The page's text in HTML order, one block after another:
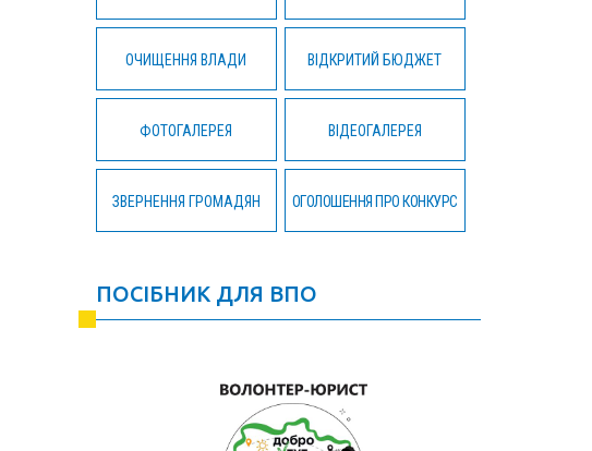
ОЧИЩЕННЯ ВЛАДИ ВІДКРИТИЙ БЮДЖЕТ
ФОТОГАЛЕРЕЯ ВІДЕОГАЛЕРЕЯ
ЗВЕРНЕННЯ ГРОМАДЯН ОГОЛОШЕННЯ ПРО КОНКУРС
ПОСІБНИК ДЛЯ ВПО